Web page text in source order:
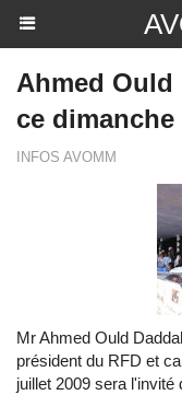
Ahmed Ould
ce dimanche
INFOS AVOMM
Mr Ahmed Ould
président du RFD et
juillet 2009 sera